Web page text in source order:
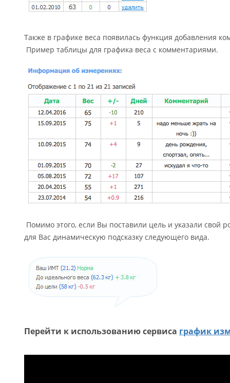
Также в графике веса появилась функция добавления
Пример таблицы для графика веса с комментариями.
Помимо этого, если Вы поставили цель и указали свой
для Вас динамическую подсказку следующего вида.
Перейти к использованию сервиса график